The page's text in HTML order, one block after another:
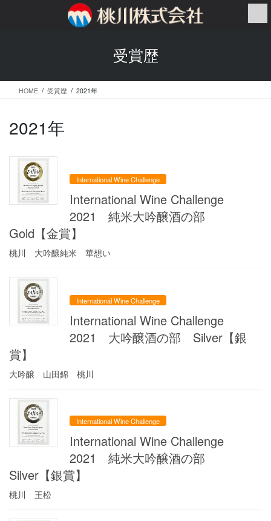
ス
ン
受賞歴
HOME 受賞歴 2021年
2021年
International Wine Challenge
International Wine Challenge
2021 純米大吟醸酒の部
Gold【金賞】
桃川 大吟醸純米 華想い
International Wine Challenge
International Wine Challenge
2021 大吟醸酒の部 Silver【銀
賞】
大吟醸 山田錦 桃川
International Wine Challenge
International Wine Challenge
2021 純米大吟醸酒の部
Silver【銀賞】
桃川 王松